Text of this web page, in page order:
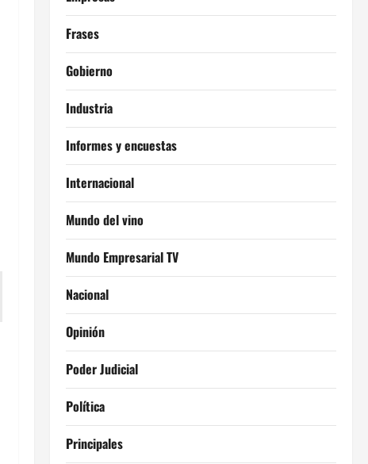
Frases
Gobierno
Industria
Informes y encuestas
Internacional
Mundo del vino
Mundo Empresarial TV
Nacional
Opinión
Poder Judicial
Política
Principales